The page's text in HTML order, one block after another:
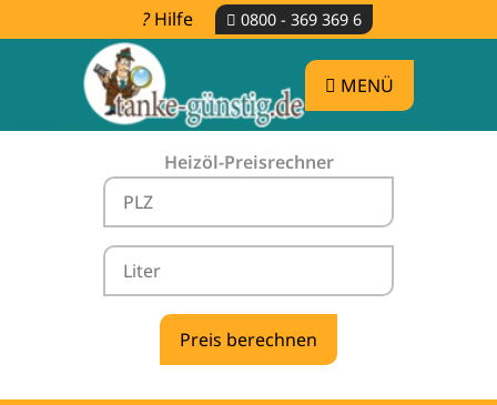
Hilfe 0800 - 369 369 6
MENÜ
Heizöl-Preisrechner
Heizölpreise Wirdum -
vergleichen & günstig tanken